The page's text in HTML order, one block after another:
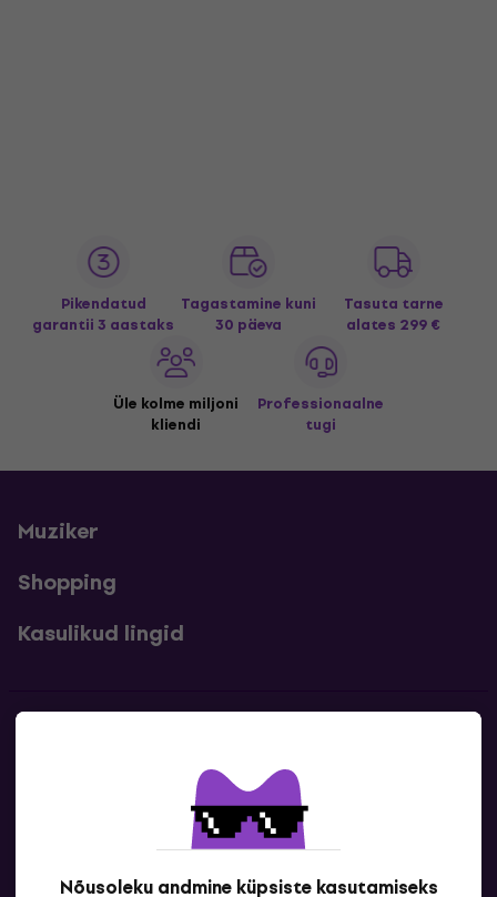
Nõusoleku andmine küpsiste kasutamiseks
Pikendatud
garantii 3 aastaks
Tagastamine kuni
30 päeva
Tasuta tarne
alates 299 €
Üle kolme miljoni
kliendi
Professionaalne
tugi
Muziker
Shopping
Kasulikud lingid
Kontaktandmed